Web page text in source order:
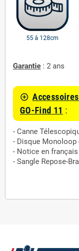
55 à 128cm
Garantie : 2 ans
control_point
GO-Find 11 :
- Canne
- Disque Monoloop
- Notice en français
- Sangle Repose-